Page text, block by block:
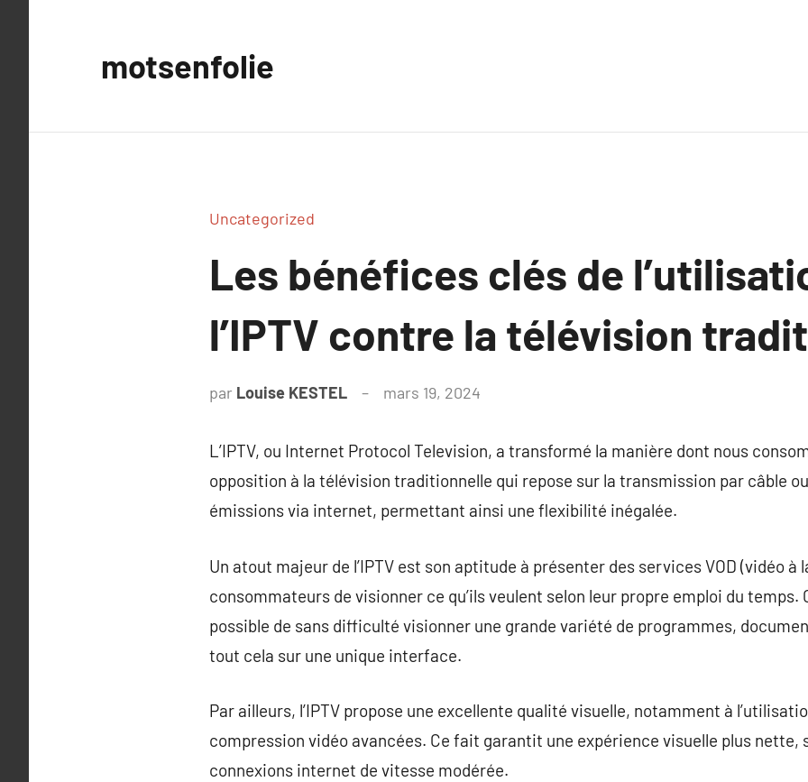
motsenfolie
Uncategorized
Les bénéfices clés de
l’IPTV contre la télévision
par Louise KESTEL mars 19, 2024
L’IPTV, ou Internet Protocol Television, a transformé la manière dont nous
opposition à la télévision traditionnelle qui repose sur la transmission par câble
émissions via internet, permettant ainsi une flexibilité inégalée.
Un atout majeur de l’IPTV est son aptitude à présenter des services VOD (vidéo
consommateurs de visionner ce qu’ils veulent selon leur propre emploi du temps.
possible de sans difficulté visionner une grande variété de programmes,
tout cela sur une unique interface.
Par ailleurs, l’IPTV propose une excellente qualité visuelle, notamment à
compression vidéo avancées. Ce fait garantit une expérience visuelle plus nette,
connexions internet de vitesse modérée.